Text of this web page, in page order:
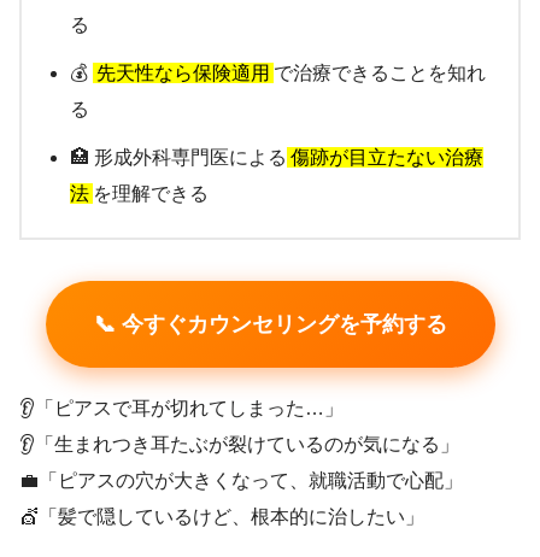
る
💰 先天性なら保険適用 で治療できることを知れ
る
🏥 形成外科専門医による 傷跡が目立たない治療
法 を理解できる
📞 今すぐカウンセリングを予約する
👂「ピアスで耳が切れてしまった…」
👂「生まれつき耳たぶが裂けているのが気になる」
💼「ピアスの穴が大きくなって、就職活動で心配」
💇「髪で隠しているけど、根本的に治したい」